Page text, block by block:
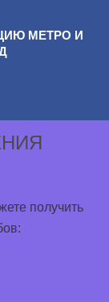
МЕТРО И
получить